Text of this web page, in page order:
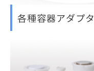
各種容器アダプタ